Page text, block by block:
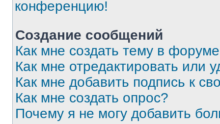
конференцию!
Создание сообщений
Как мне создать тему в
Как мне отредактировать или
Как мне добавить подпись к
Как мне создать опрос?
Почему я не могу добавить